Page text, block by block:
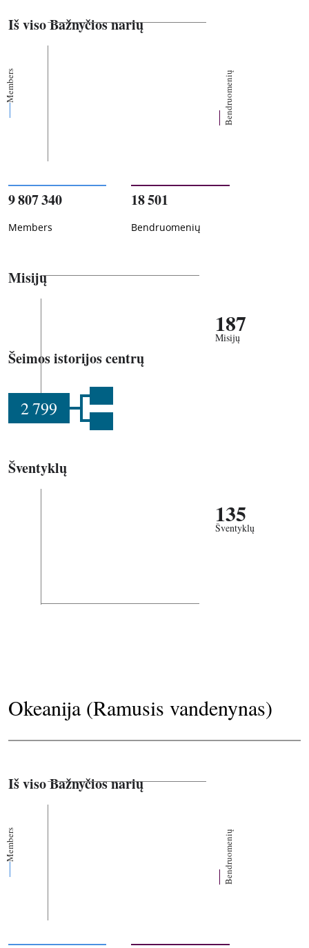
Iš viso Bažnyčios narių
Members Bendruomenių
9 807 340
Members
18 501
Bendruomenių
Misijų
187
Misijų
Šeimos istorijos centrų
2 799
Šventyklų
135
Šventyklų
Okeanija (Ramusis vandenynas)
Iš viso Bažnyčios narių
Members Bendruomenių